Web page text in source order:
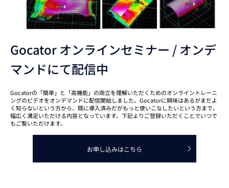
Gocator オンラインセミナー / オンデ
マンドにて配信中
Gocatorの「簡単」と「高機能」の両立を理解いただくためのオンライントレーニ
ングのビデオをオンデマンドに配信開始しました。Gocatorに興味はあるがまだよ
く知らないという方から、既に導入済みだがもっと使いこなしたいという方まで、
幅広く満足いただける内容となっています。下記よりご登録いただくことでいつで
もご覧いただけます。
お申し込みはこちら